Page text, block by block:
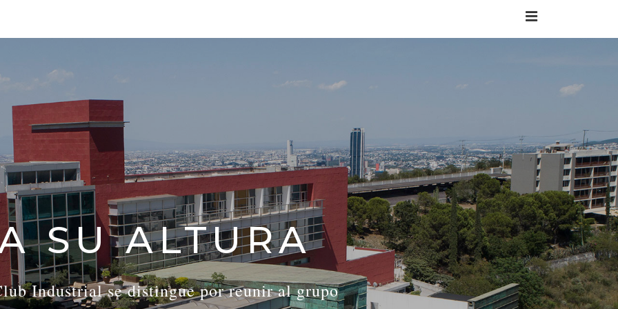
HISTORIA
CONTACTO
TRANSPARENCIA
ACCESO A ESTADO DE CUENTA
SU ALTURA
Industrial se distingue por reunir al grupo